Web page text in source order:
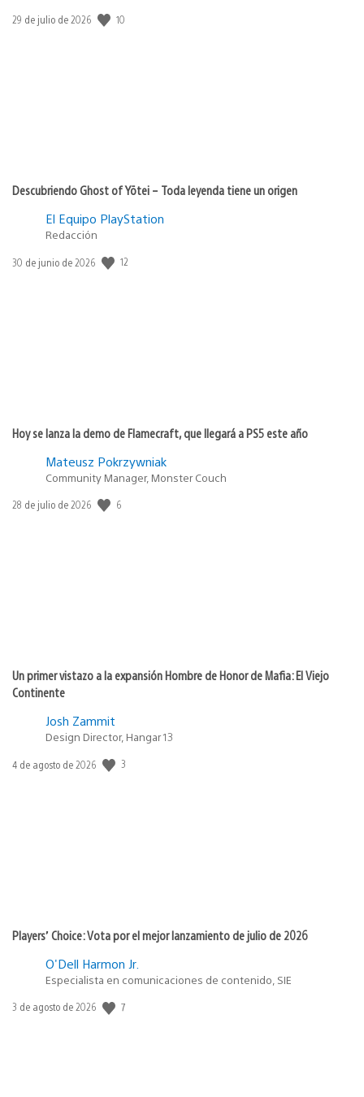
Fecha
29 de julio de 2026 10
Descubriendo Ghost of Yōtei – Toda leyenda tiene un origen
El Equipo PlayStation
Redacción
Fecha
30 de junio de 2026 12
Hoy se lanza la demo de Flamecraft, que llegará a PS5 este año
Mateusz Pokrzywniak
Community Manager, Monster Couch
Fecha
28 de julio de 2026 6
Un primer vistazo a la expansión Hombre de Honor de Mafia: El Viejo
Continente
Josh Zammit
Design Director, Hangar 13
Fecha
4 de agosto de 2026 3
Players’ Choice: Vota por el mejor lanzamiento de julio de 2026
O'Dell Harmon Jr.
Especialista en comunicaciones de contenido, SIE
Fecha
3 de agosto de 2026 7